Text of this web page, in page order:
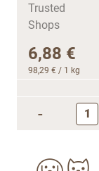
6,88 €
98,29 € / 1 kg
-